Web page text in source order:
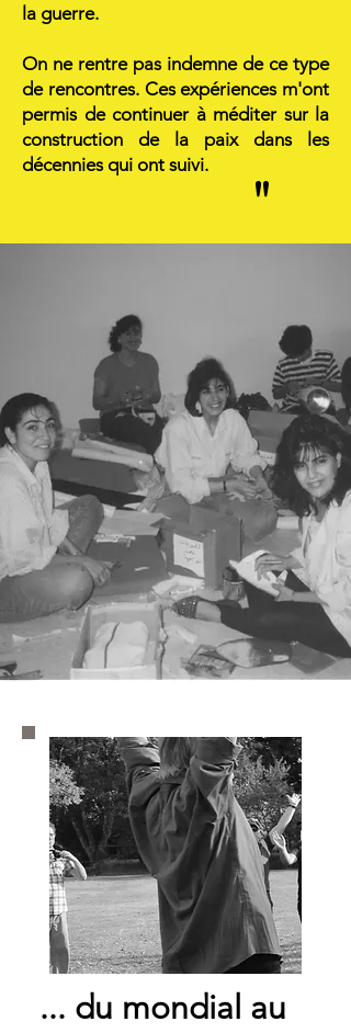
la guerre.
On ne rentre pas indemne de ce type
de rencontres. Ces expériences m'ont
permis de continuer à méditer sur la
construction de la paix dans les
décennies qui ont suivi.
"
... du mondial au